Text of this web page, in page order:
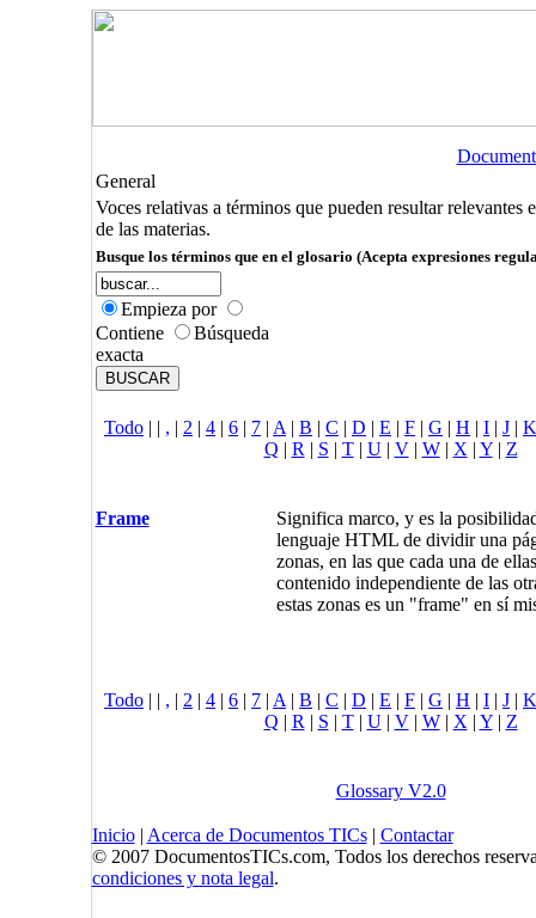
General
Voces relativas a términos que pueden resultar relevantes
de las materias.
Busque los términos que en el glosario (Acepta expresiones
Empieza por
Contiene
Búsqueda
exacta
Todo | | , | 2 | 4 | 6 | 7 | A | B | C | D | E | F | G | H | I | J | K
Q | R | S | T| U| V| W| X | Y| Z
Frame
Significa marco, y es la
lenguaje HTML de dividir una
zonas, en las que cada una de
contenido independiente de las
estas zonas es un "frame" en sí
Todo | | , | 2 | 4 | 6 | 7 | A | B | C | D | E | F | G | H | I | J | K
Q | R | S | T| U| V| W| X | Y| Z
Glossary V2.0
Inicio| Acerca de Documentos TICs| Contactar
© 2007 DocumentosTICs.com, Todos los derechos
condiciones y nota legal.